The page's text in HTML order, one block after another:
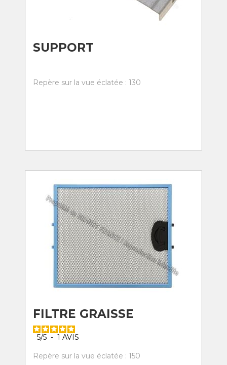
SUPPORT
Repère sur la vue éclatée : 130
FILTRE GRAISSE
5/5 - 1 AVIS
Repère sur la vue éclatée : 150